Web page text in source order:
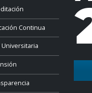
Continua
Universitaria